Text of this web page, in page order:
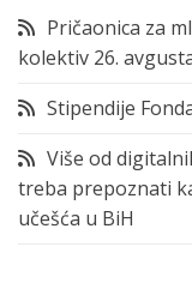
Pričaonica za
kolektiv 26.
Stipendije
Više od
treba prepoznati
učešća u BiH